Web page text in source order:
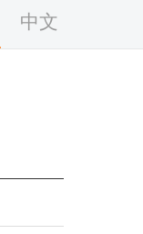
中文